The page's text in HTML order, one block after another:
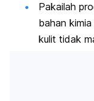
Pakailah
bahan
kulit tidak